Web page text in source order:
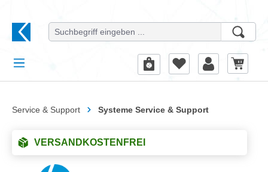
Service & Support Systeme Service & Support
VERSANDKOSTENFREI